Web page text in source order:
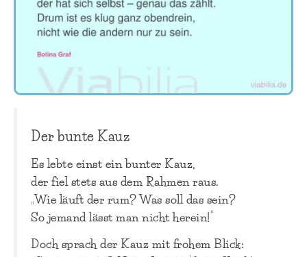
Der bunte Kauz
Es lebte einst ein bunter Kauz,
der fiel stets aus dem Rahmen raus.
„Wie läuft der rum? Was soll das sein?
So jemand lässt man nicht herein!“
Doch sprach der Kauz mit frohem Blick: